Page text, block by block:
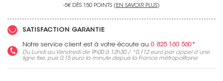
-5€ DÈS 150 POINTS ( EN SAVOIR PLUS)
SATISFACTION GARANTIE
Notre service client est à votre écoute au 0 825 160 560*
Du Lundi au Vendredi de 9h00 à 12h30 / *0,112 europar appel d’une
ligne fixe, puis 0,15 eurola minute depuis la France métropolitaine